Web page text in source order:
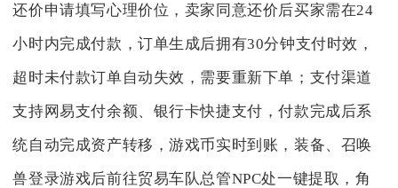
还价申请填写心理价位，卖家同意还价后买家需在24
小时内完成付款，订单生成后拥有30分钟支付时效，
超时未付款订单自动失效，需要重新下单；支付渠道
支持网易支付余额、银行卡快捷支付，付款完成后系
统自动完成资产转移，游戏币实时到账，装备、召唤
兽登录游戏后前往贸易车队总管NPC处一键提取，角